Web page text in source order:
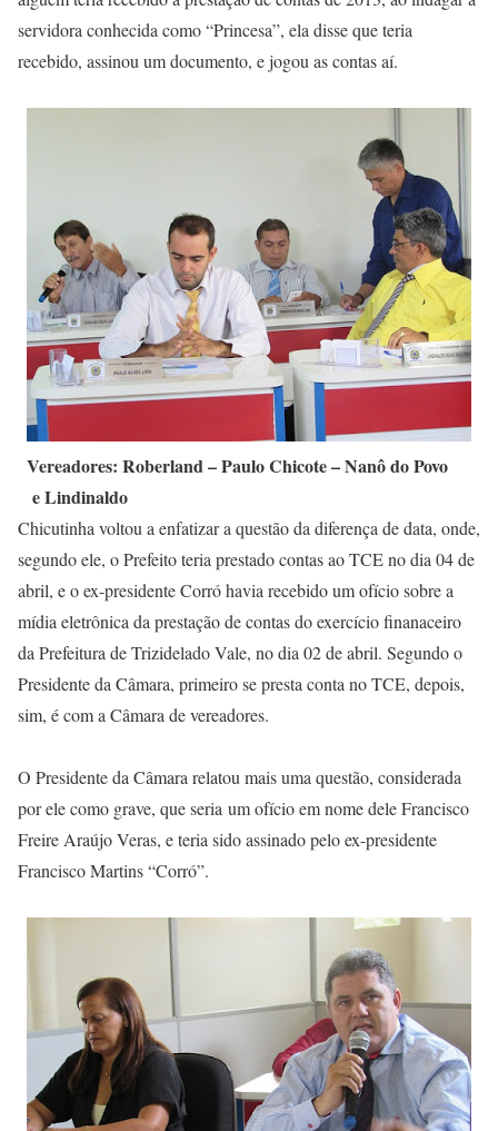
servidora conhecida como “Princesa”, ela disse que teria
recebido, assinou um documento, e jogou as contas aí.
Vereadores: Roberland – Paulo Chicote – Nanô do Povo
e Lindinaldo
Chicutinha voltou a enfatizar a questão da diferença de data, onde,
segundo ele, o Prefeito teria prestado contas ao TCE no dia 04 de
abril, e o ex-presidente Corró havia recebido um ofício sobre a
mídia eletrônica da prestação de contas do exercício finanaceiro
da Prefeitura de Trizidelado Vale, no dia 02 de abril. Segundo o
Presidente da Câmara, primeiro se presta conta no TCE, depois,
sim, é com a Câmara de vereadores.
O Presidente da Câmara relatou mais uma questão, considerada
por ele como grave, que seria um ofício em nome dele Francisco
Freire Araújo Veras, e teria sido assinado pelo ex-presidente
Francisco Martins “Corró”.